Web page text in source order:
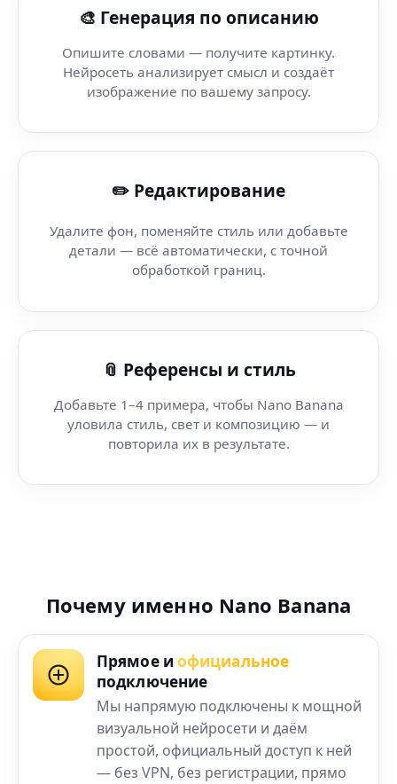
Нейросеть Улучшение Фото (Nokia) — умная
AI hi-tech (мультиязычный) — AI-редактор
AI hi-tech (Windows Server) — лучший сервис для AI
AI hi-tech (LinkedIn) — централизованный AI для фото
🎨 Генерация по описанию
Опишите словами — получите картинку.
Нейросеть анализирует смысл и создаёт
изображение по вашему запросу.
✏️ Редактирование
Удалите фон, поменяйте стиль или добавьте
детали — всё автоматически, с точной
обработкой границ.
📎 Референсы и стиль
Добавьте 1–4 примера, чтобы Nano Banana
уловила стиль, свет и композицию — и
повторила их в результате.
Почему именно Nano Banana
Прямое и официальное
подключение
Мы напрямую подключены к мощной
визуальной нейросети и даём
простой, официальный доступ к ней
— без VPN, без регистрации, прямо